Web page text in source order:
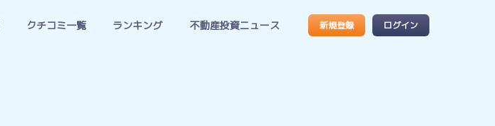
クチコミ一覧 ランキング 不動産投資ニュース 新規登録 ログイン